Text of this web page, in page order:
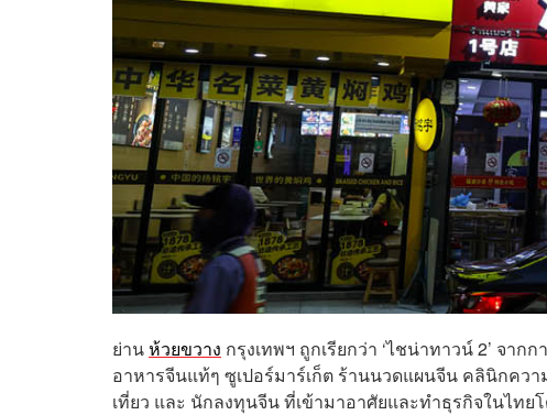
ย่านห้วยขวาง กรุงเทพฯ ถูกเรียกว่า ‘ไชน่าทาวน์ 2’ จา
อาหารจีนแท้ๆ ซูเปอร์มาร์เก็ต ร้านนวดแผนจีน คลินิกคว
เที่ยว และ นักลงทุนจีน ที่เข้ามาอาศัยและทำธุรกิจในไทยโ